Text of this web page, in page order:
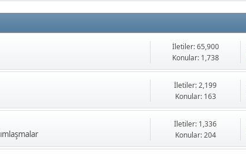
İletiler: 65,900
Konular: 1,738
İletiler: 2,199
Konular: 163
İletiler: 1,336
Konular: 204